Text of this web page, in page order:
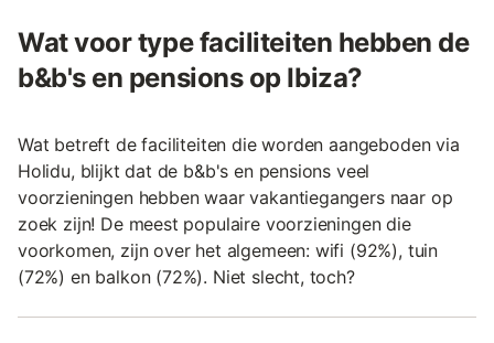
Wat voor type faciliteiten hebben de
b&b's en pensions op Ibiza?
Wat betreft de faciliteiten die worden aangeboden via
Holidu, blijkt dat de b&b's en pensions veel
voorzieningen hebben waar vakantiegangers naar op
zoek zijn! De meest populaire voorzieningen die
voorkomen, zijn over het algemeen: wifi (92%), tuin
(72%) en balkon (72%). Niet slecht, toch?